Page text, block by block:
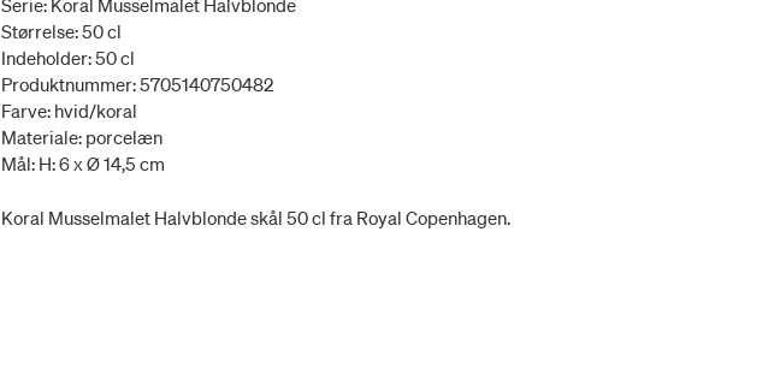
Serie: Koral Musselmalet Halvblonde
Størrelse: 50 cl
Indeholder: 50 cl
Produktnummer: 5705140750482
Farve: hvid/koral
Materiale: porcelæn
Mål: H: 6 x Ø 14,5 cm
Koral Musselmalet Halvblonde skål 50 cl fra Royal Copenhagen.